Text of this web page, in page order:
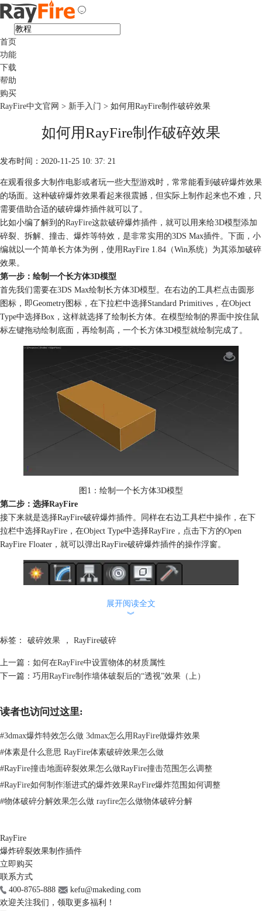
首页
功能
下载
帮助
购买
RayFire中文官网 > 新手入门 > 如何用RayFire制作破碎效果
如何用RayFire制作破碎效果
发布时间：2020-11-25 10: 37: 21
在观看很多大制作电影或者玩一些大型游戏时，常常能看到破碎爆炸效果
的场面。这种破碎爆炸效果看起来很震撼，但实际上制作起来也不难，只
需要借助合适的破碎爆炸插件就可以了。
比如小编了解到的RayFire这款破碎爆炸插件，就可以用来给3D模型添加
碎裂、拆解、撞击、爆炸等特效，是非常实用的3DS Max插件。下面，小
编就以一个简单长方体为例，使用RayFire 1.84（Win系统）为其添加破碎
效果。
第一步：绘制一个长方体3D模型
首先我们需要在3DS Max绘制长方体3D模型。在右边的工具栏点击圆形
图标，即Geometry图标，在下拉栏中选择Standard Primitives，在Object
Type中选择Box，这样就选择了绘制长方体。在模型绘制的界面中按住鼠
标左键拖动绘制底面，再绘制高，一个长方体3D模型就绘制完成了。
图1：绘制一个长方体3D模型
第二步：选择RayFire
接下来就是选择RayFire破碎爆炸插件。同样在右边工具栏中操作，在下
拉栏中选择RayFire，在Object Type中选择RayFire，点击下方的Open
RayFire Floater，就可以弹出RayFire破碎爆炸插件的操作浮窗。
展开阅读全文
︾
标签： 破碎效果 ， RayFire破碎
上一篇： 如何在RayFire中设置物体的材质属性
下一篇： 巧用RayFire制作墙体破裂后的“透视”效果（上）
读者也访问过这里:
#3dmax爆炸特效怎么做 3dmax怎么用RayFire做爆炸效果
#体素是什么意思 RayFire体素破碎效果怎么做
#RayFire撞击地面碎裂效果怎么做RayFire撞击范围怎么调整
#RayFire如何制作渐进式的爆炸效果RayFire爆炸范围如何调整
#物体破碎分解效果怎么做 rayfire怎么做物体破碎分解
RayFire
爆炸碎裂效果制作插件
立即购买
联系方式
400-8765-888
kefu@makeding.com
欢迎关注我们，领取更多福利！